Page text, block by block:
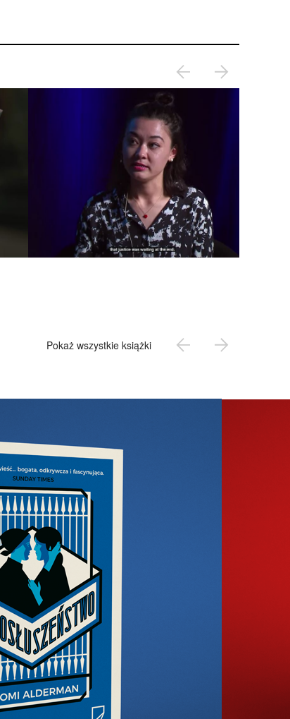
Pokaż wszystkie książki